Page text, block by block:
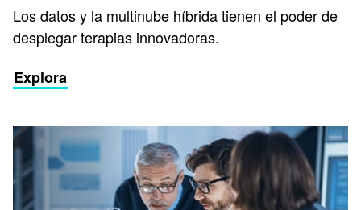
Los datos y la multinube híbrida tienen el poder de
desplegar terapias innovadoras.
Explora